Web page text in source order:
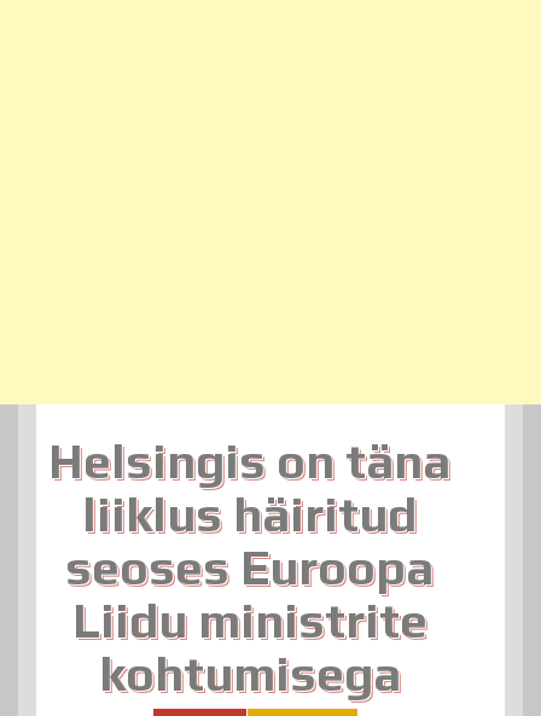
Helsingis on täna
liiklus häiritud
seoses Euroopa
Liidu ministrite
kohtumisega